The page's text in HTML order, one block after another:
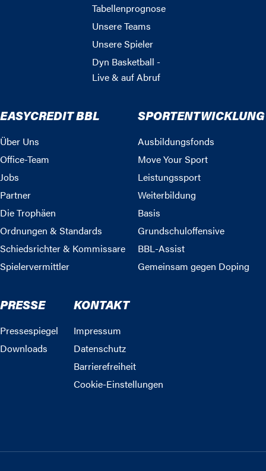
Tabellenprognose
Unsere Teams
Unsere Spieler
Dyn Basketball -
Live & auf Abruf
EASYCREDIT BBL
Über Uns
Office-Team
Jobs
Partner
Die Trophäen
Ordnungen & Standards
Schiedsrichter & Kommissare
Spielervermittler
SPORTENTWICKLUNG
Ausbildungsfonds
Move Your Sport
Leistungssport
Weiterbildung
Basis
Grundschuloffensive
BBL-Assist
Gemeinsam gegen Doping
PRESSE
Pressespiegel
Downloads
KONTAKT
Impressum
Datenschutz
Barrierefreiheit
Cookie-Einstellungen